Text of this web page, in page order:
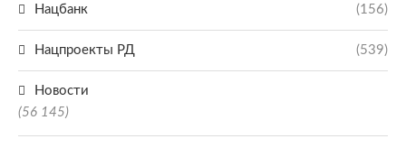
Нацбанк (156)
Нацпроекты РД (539)
Новости
(56 145)